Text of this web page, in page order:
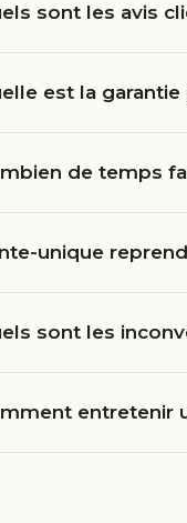
sont les avis
est la
de temps
unique
sont les
entretenir